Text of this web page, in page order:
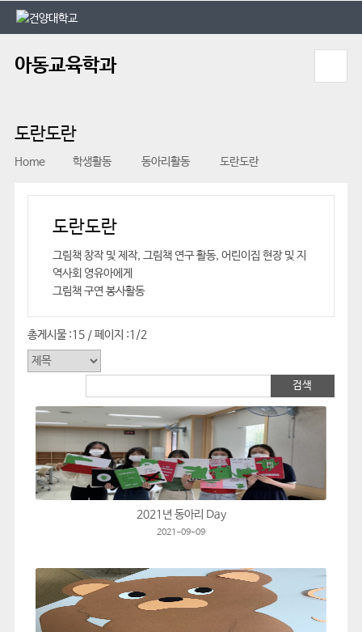
본문 바로가기
대메뉴 바로가기
아동교육학과
도란도란
Home 학생활동 동아리활동 도란도란
도란도란
그림책 창작 및 제작, 그림책 연구 활동, 어린이집 현장 및 지
역사회 영유아에게
그림책 구연 봉사활동
총게시물 :15 /페이지 :1/2
2021년 동아리 Day
2021-09-09